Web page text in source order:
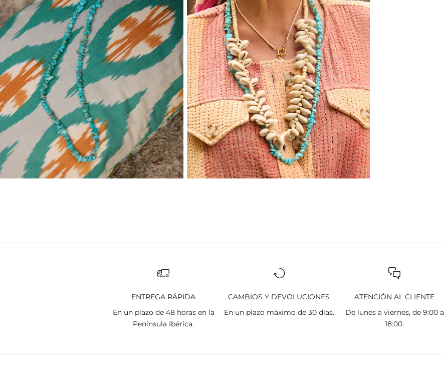
ENTREGA RÁPIDA
En un plazo de 48 horas en la
Península Ibérica.
CAMBIOS Y DEVOLUCIONES
En un plazo máximo de 30 días.
ATENCIÓN AL CLIENTE
De lunes a viernes, de 9:00 a
18:00.